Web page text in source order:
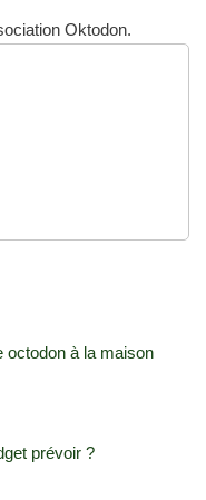
Oktodon.
octodon à la maison
prévoir ?